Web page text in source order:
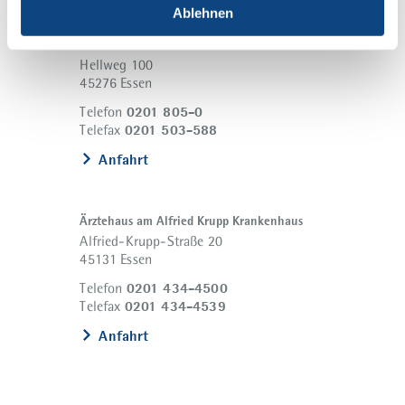
Ablehnen
Hellweg 100
45276 Essen
Telefon 0201 805-0
Telefax 0201 503-588
Anfahrt
Ärztehaus am Alfried Krupp Krankenhaus
Alfried-Krupp-Straße 20
45131 Essen
Telefon 0201 434-4500
Telefax 0201 434-4539
Anfahrt